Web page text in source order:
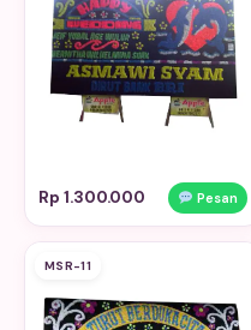
Rp 1.300.000 Pesan
MSR-11